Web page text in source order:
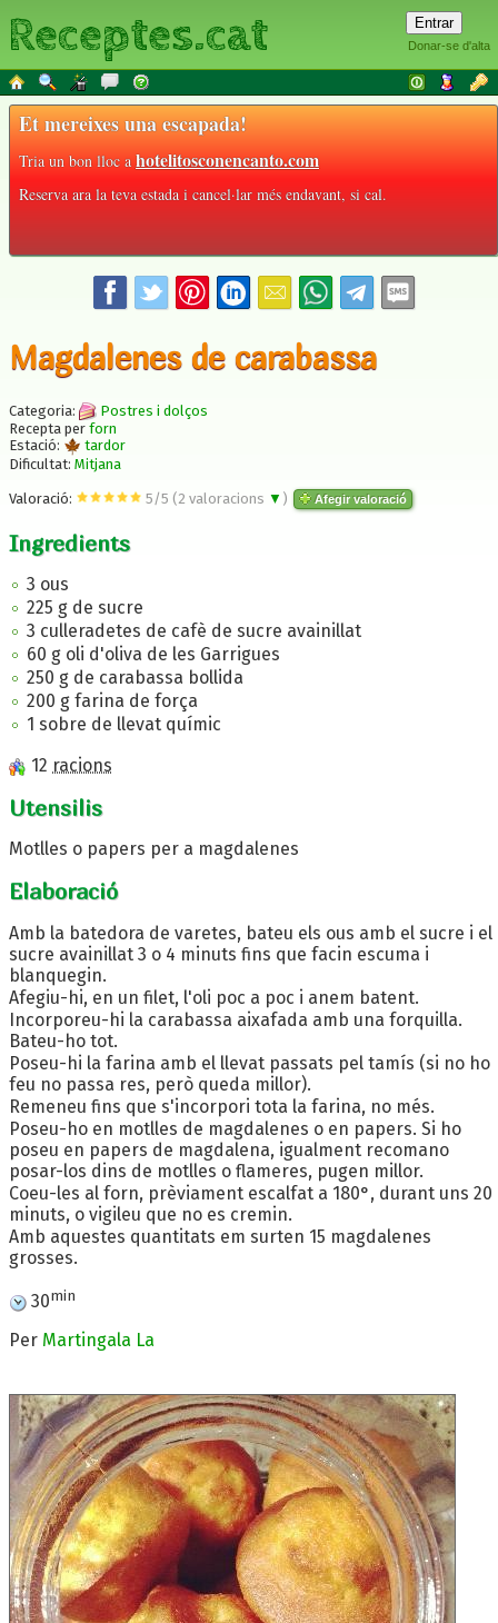
Donar-se d'alta
Receptes.cat
Et mereixes una escapada!
Tria un bon lloc ahotelitosconencanto.com
Reserva ara la teva estada i cancel·lar més endavant, si cal.
Magdalenes de carabassa
Categoria:
Postres i dolços
Recepta per forn
Estació:
tardor
Dificultat: Mitjana
Valoració: 5 /5 (2 valoracions ▼ ) Afegir valoració
Ingredients
3 ous
225 g de sucre
3 culleradetes de cafè de sucre avainillat
60 g oli d'oliva de les Garrigues
250 g de carabassa bollida
200 g farina de força
1 sobre de llevat químic
12 racions
Utensilis
Motlles o papers per a magdalenes
Elaboració
Amb la batedora de varetes, bateu els ous amb el sucre i el
sucre avainillat 3 o 4 minuts fins que facin escuma i
blanquegin.
Afegiu-hi, en un filet, l'oli poc a poc i anem batent.
Incorporeu-hi la carabassa aixafada amb una forquilla.
Bateu-ho tot.
Poseu-hi la farina amb el llevat passats pel tamís (si no ho
feu no passa res, però queda millor).
Remeneu fins que s'incorpori tota la farina, no més.
Poseu-ho en motlles de magdalenes o en papers. Si ho
poseu en papers de magdalena, igualment recomano
posar-los dins de motlles o flameres, pugen millor.
Coeu-les al forn, prèviament escalfat a 180°, durant uns 20
minuts, o vigileu que no es cremin.
Amb aquestes quantitats em surten 15 magdalenes
grosses.
30min
Per Martingala La